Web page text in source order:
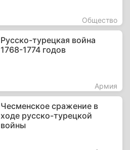
Общество
Русско-турецкая война
1768-1774 годов
Армия
Чесменское сражение в
ходе русско-турецкой
войны